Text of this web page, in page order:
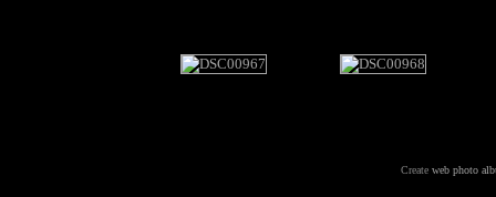
Create web photo